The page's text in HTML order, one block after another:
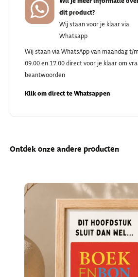
dit product?
Wij staan voor je klaar via
Whatsapp
Wij staan via WhatsApp van maandag t/
09.00 en 17.00 direct voor je klaar om
beantwoorden
Klik om direct te Whatsappen
Ontdek onze andere producten